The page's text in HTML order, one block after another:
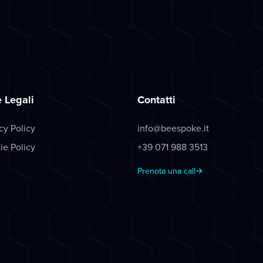
Legali
Policy
Policy
Contatti
info@beespoke.it
+39 071 988 3513
Prenota una call